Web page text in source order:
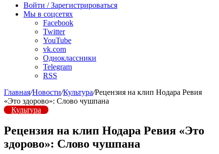
радио
Войти / Зарегистрироваться
Мы в соцсетях
Facebook
Twitter
YouTube
vk.com
Одноклассники
Telegram
RSS
Главная/Новости/Культура/Рецензия на клип Нодара Ревия
«Это здорово»: Слово чушпана
Культура
Рецензия на клип Нодара Ревия «Это
здорово»: Слово чушпана